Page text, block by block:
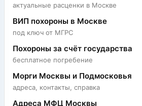
актуальные расценки в Москве
ВИП похороны в Москве
под ключ от МГРС
Похороны за счёт государства
бесплатное погребение
Морги Москвы и Подмосковья
адреса, контакты, справка
Адреса МФЦ Москвы